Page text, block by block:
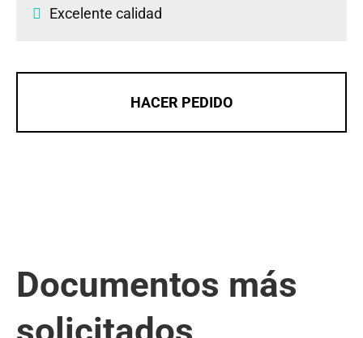
Excelente calidad
HACER PEDIDO
Documentos más